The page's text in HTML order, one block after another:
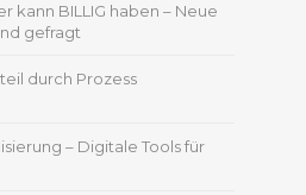
kann BILLIG haben – Neue
gefragt
durch Prozess
– Digitale Tools für